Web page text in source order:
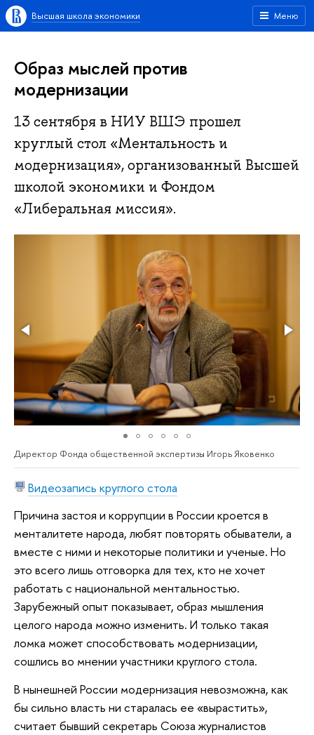
Меню
Высшая школа экономики
Образ мыслей против
модернизации
13 сентября в НИУ ВШЭ прошел
круглый стол «Ментальность и
модернизация», организованный Высшей
школой экономики и Фондом
«Либеральная миссия».
Директор Фонда общественной экспертизы Игорь Яковенко
Видеозапись круглого стола
Причина застоя и коррупции в России кроется в
менталитете народа, любят повторять обыватели, а
вместе с ними и некоторые политики и ученые. Но
это всего лишь отговорка для тех, кто не хочет
работать с национальной ментальностью.
Зарубежный опыт показывает, образ мышления
целого народа можно изменить. И только такая
ломка может способствовать модернизации,
сошлись во мнении участники круглого стола.
В нынешней России модернизация невозможна, как
бы сильно власть ни старалась ее «вырастить»,
считает бывший секретарь Союза журналистов